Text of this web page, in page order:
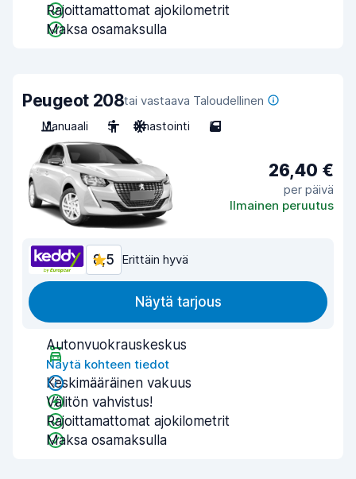
Rajoittamattomat ajokilometrit
Maksa osamaksulla
Peugeot 208tai vastaava Taloudellinen
Manuaali
5 Ilmastointi 5
26,40 €
per päivä
Ilmainen peruutus
8,5 Erittäin hyvä
Näytä tarjous
Autonvuokrauskeskus
Näytä kohteen tiedot
Keskimääräinen vakuus
Välitön vahvistus!
Rajoittamattomat ajokilometrit
Maksa osamaksulla